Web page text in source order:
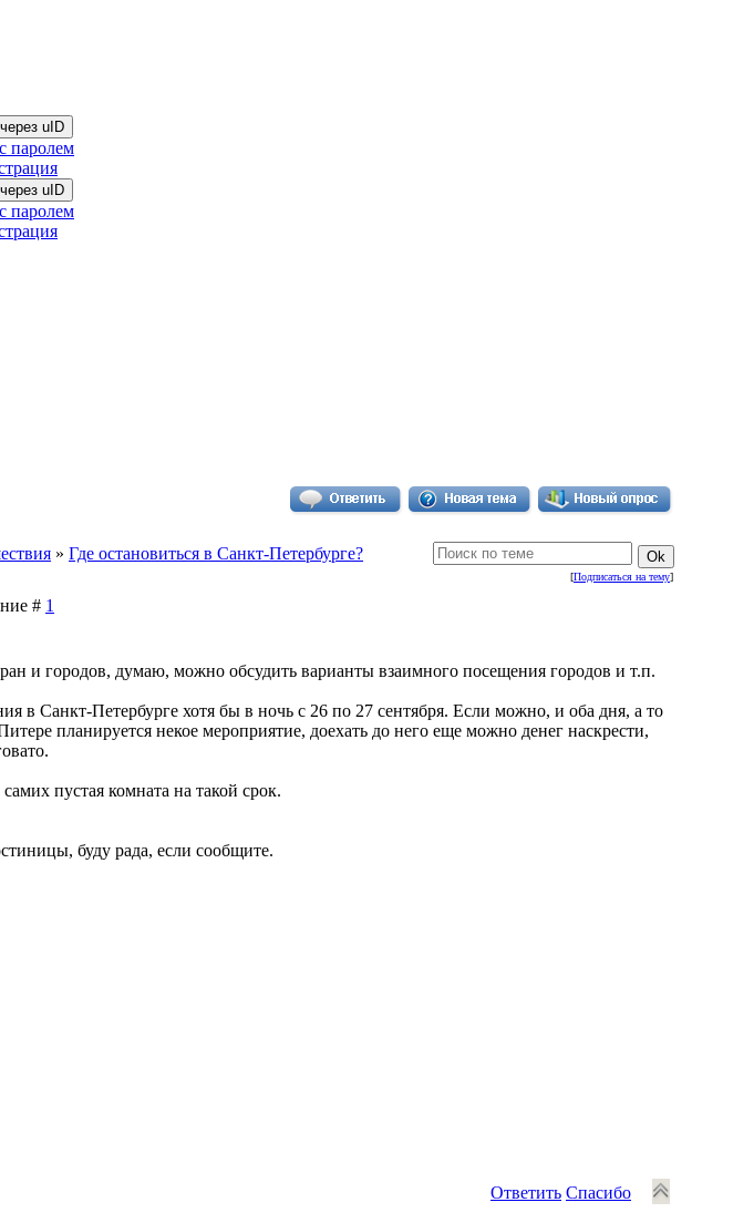
uID
паролем
uID
паролем
» Где остановиться в Санкт-Петербурге?
[Подписаться на тему]
# 1
и городов, думаю, можно обсудить варианты взаимного посещения городов и т.п.
в Санкт-Петербурге хотя бы в ночь с 26 по 27 сентября. Если можно, и оба дня, а то
планируется некое мероприятие, доехать до него еще можно денег наскрести,
пустая комната на такой срок.
буду рада, если сообщите.
Ответить Спасибо